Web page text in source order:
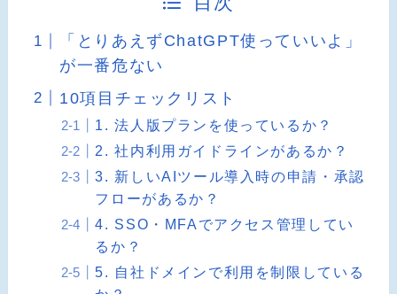
「とりあえずChatGPT使っていいよ」
が一番危ない
10項目チェックリスト
1. 法人版プランを使っているか？
2. 社内利用ガイドラインがあるか？
3. 新しいAIツール導入時の申請・承認
フローがあるか？
4. SSO・MFAでアクセス管理してい
るか？
5. 自社ドメインで利用を制限している